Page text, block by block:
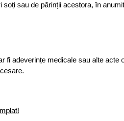
sau de părinții acestora, în
fi adeverințe medicale sau alte acte